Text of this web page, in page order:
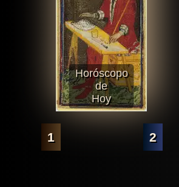
Horóscopo
de
Hoy
1 2